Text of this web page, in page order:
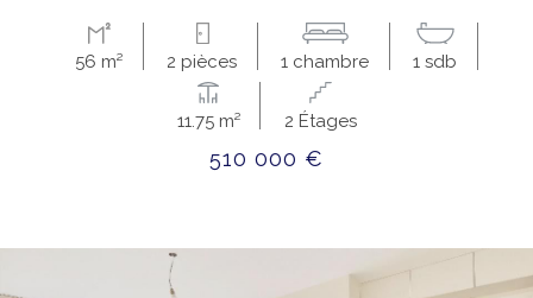
56 m² 2 pièces 1 chambre 1 sdb
11.75 m² 2 Étages
510 000 €